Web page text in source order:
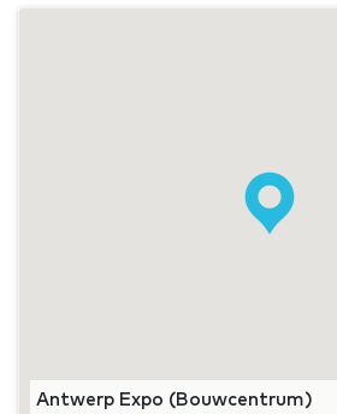
Antwerp Expo (Bouwcentrum)